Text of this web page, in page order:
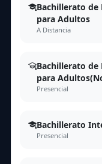
Bachillerato de
para Adultos
A Distancia
Bachillerato de
para
Presencial
Bachillerato
Presencial